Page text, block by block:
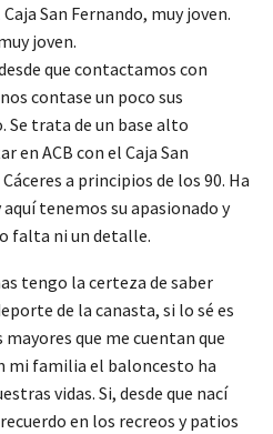
joven.
que contactamos con
contase un poco sus
Se trata de un base alto
en ACB con el Caja San
a principios de los 90. Ha
tenemos su apasionado y
falta ni un detalle.
tengo la certeza de saber
de la canasta, si lo sé es
que me cuentan que
mi familia el baloncesto ha
vidas. Si, desde que nací
en los recreos y patios